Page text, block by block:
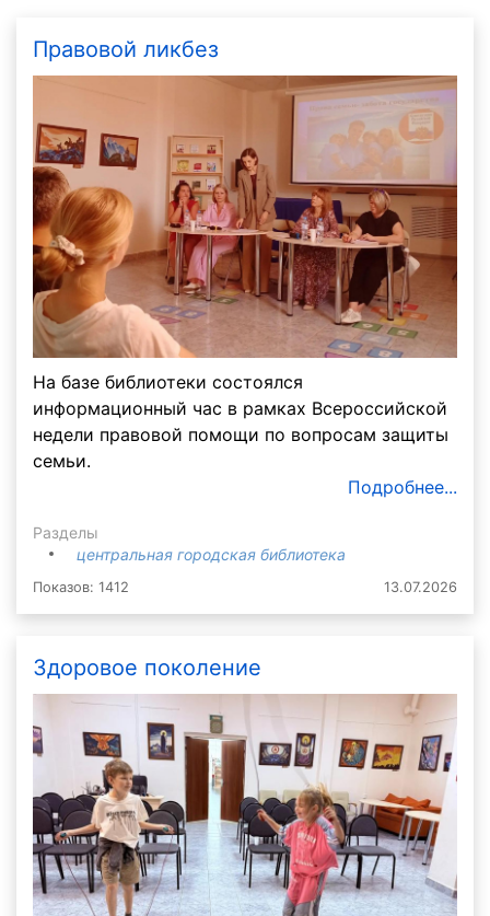
Правовой ликбез
На базе библиотеки состоялся
информационный час в рамках Всероссийской
недели правовой помощи по вопросам защиты
семьи.
Подробнее...
Разделы
центральная городская библиотека
Показов: 1412 13.07.2026
Здоровое поколение